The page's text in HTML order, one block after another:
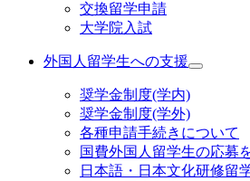
交換留学申請
大学院入試
外国人留学生への支援
奨学金制度(学内)
奨学金制度(学外)
各種申請手続きについて
国費外国人留学生の応募
日本語・日本文化研修留